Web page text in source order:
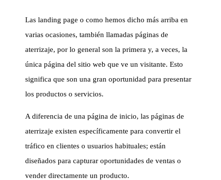
Las landing page o como hemos dicho más arriba en
varias ocasiones, también llamadas páginas de
aterrizaje, por lo general son la primera y, a veces, la
única página del sitio web que ve un visitante. Esto
significa que son una gran oportunidad para presentar
los productos o servicios.
A diferencia de una página de inicio, las páginas de
aterrizaje existen específicamente para convertir el
tráfico en clientes o usuarios habituales; están
diseñados para capturar oportunidades de ventas o
vender directamente un producto.